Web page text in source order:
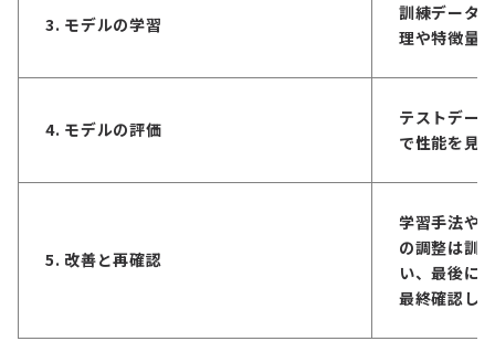
3. モデルの学習
訓練データ
理や特徴量
4. モデルの評価
テストデー
で性能を見
5. 改善と再確認
学習手法や
の調整は訓
い、最後に
最終確認し